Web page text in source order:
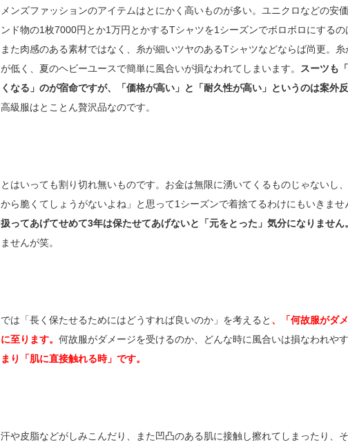
メンズファッションのアイテムはとにかく高いものが多い。ユニクロなどの安
ンド物の1枚7000円とか1万円とかするTシャツを1シーズンでボロボロにするの
また肉感のある素材ではなく、糸が細いツヤのあるTシャツなどならば尚更。
が低く、夏のヘビーユースで簡単に風合いが損なわれてしまいます。
スーツも
くなる」のが宿命ですが、「価格が高い」と「耐久性が高い」というのは案外
高級服はとことん贅沢品なのです。
とはいっても割り切れ無いものです。お金は無限に湧いてくるものじゃないし
から脆くてしょうがないよね」と思って1シーズンで着捨てるわけにもいきませ
扱ってあげてせめて3年は保たせてあげないと「元をとった」気分になりません。
ませんが笑。
では「長く保たせるためにはどうすれば良いのか」を考えると 、「何故服がダ
に至ります。 何故服がダメージを受けるのか、どんな時に風合いは損なわれや
まり「肌に直接触れる時」です。
汗や皮脂などがしみこんだり、また凹凸のある肌に接触し擦れてしまったり、